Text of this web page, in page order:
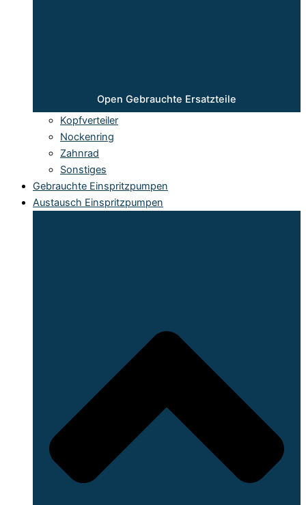
Open Gebrauchte Ersatzteile
Kopfverteiler
Nockenring
Zahnrad
Sonstiges
Gebrauchte Einspritzpumpen
Austausch Einspritzpumpen